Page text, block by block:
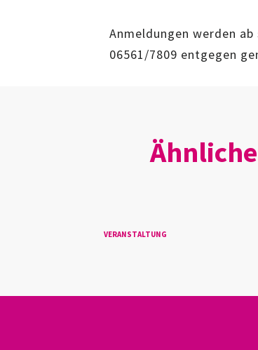
Anmeldungen werden
06561/7809 entgegen
VERANSTALTUNG